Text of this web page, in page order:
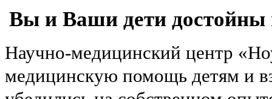
Вы и Ваши дети достойны
Научно-медицинский центр
медицинскую помощь детям и